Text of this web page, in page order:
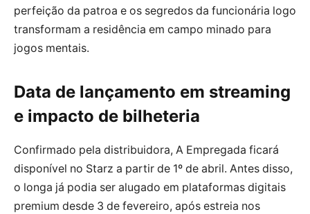
perfeição da patroa e os segredos da funcionária logo
transformam a residência em campo minado para
jogos mentais.
Data de lançamento em streaming
e impacto de bilheteria
Confirmado pela distribuidora, A Empregada ficará
disponível no Starz a partir de 1º de abril. Antes disso,
o longa já podia ser alugado em plataformas digitais
premium desde 3 de fevereiro, após estreia nos